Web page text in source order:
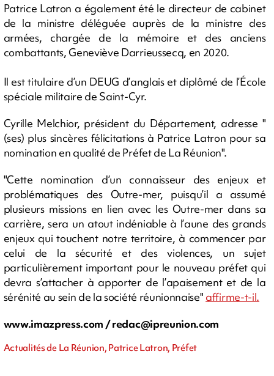
Patrice Latron a également été le directeur de cabinet
de la ministre déléguée auprès de la ministre des
armées, chargée de la mémoire et des anciens
combattants, Geneviève Darrieussecq, en 2020.
Il est titulaire d’un DEUG d’anglais et diplômé de l’École
spéciale militaire de Saint-Cyr.
Cyrille Melchior, président du Département, adresse "
(ses) plus sincères félicitations à Patrice Latron pour sa
nomination en qualité de Préfet de La Réunion".
"Cette nomination d’un connaisseur des enjeux et
problématiques des Outre-mer, puisqu’il a assumé
plusieurs missions en lien avec les Outre-mer dans sa
carrière, sera un atout indéniable à l’aune des grands
enjeux qui touchent notre territoire, à commencer par
celui de la sécurité et des violences, un sujet
particulièrement important pour le nouveau préfet qui
devra s’attacher à apporter de l’apaisement et de la
sérénité au sein de la société réunionnaise" affirme-t-il.
www.imazpress.com /redac@ipreunion.com
Actualités de La Réunion, Patrice Latron, Préfet